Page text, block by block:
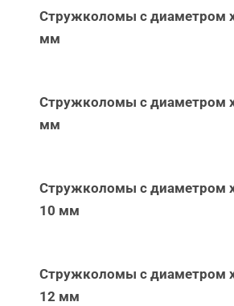
Стружколомы с диаметром
мм
Стружколомы с диаметром
мм
Стружколомы с диаметром
10 мм
Стружколомы с диаметром
12 мм